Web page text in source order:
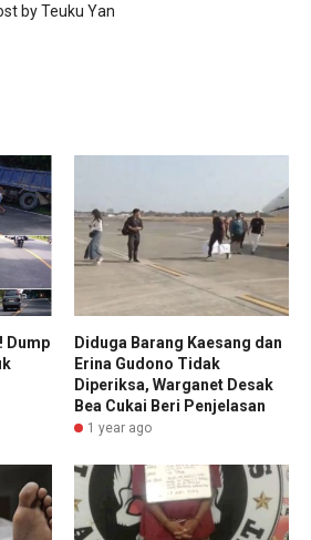
by Teuku Yan
Dump
Diduga Barang Kaesang dan
Erina Gudono Tidak
Diperiksa, Warganet Desak
Bea Cukai Beri Penjelasan
1 year ago